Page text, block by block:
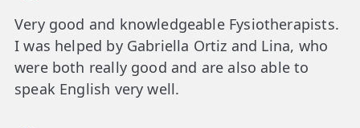
Very good and knowledgeable Fysiotherapists.
I was helped by Gabriella Ortiz and Lina, who
were both really good and are also able to
speak English very well.